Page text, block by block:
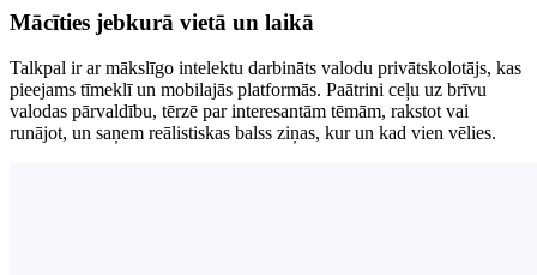
Mācīties jebkurā vietā un laikā
Talkpal ir ar mākslīgo intelektu darbināts valodu privātskolotājs, kas
pieejams tīmeklī un mobilajās platformās. Paātrini ceļu uz brīvu
valodas pārvaldību, tērzē par interesantām tēmām, rakstot vai
runājot, un saņem reālistiskas balss ziņas, kur un kad vien vēlies.